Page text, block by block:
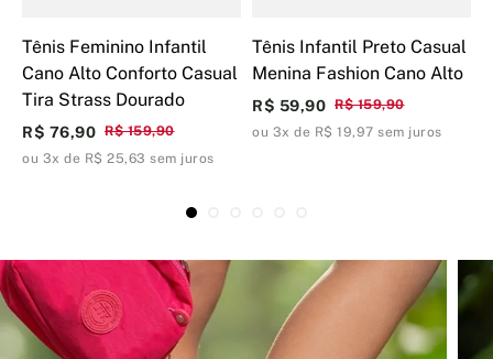
Tênis Feminino Infantil
Cano Alto Conforto Casual
Tira Strass Dourado
R$ 159,90
R$ 76,90
ou 3x de R$ 25,63 sem juros
Tênis Infantil Preto Casual
Menina Fashion Cano Alto
R$ 159,90
R$ 59,90
ou 3x de R$ 19,97 sem juros